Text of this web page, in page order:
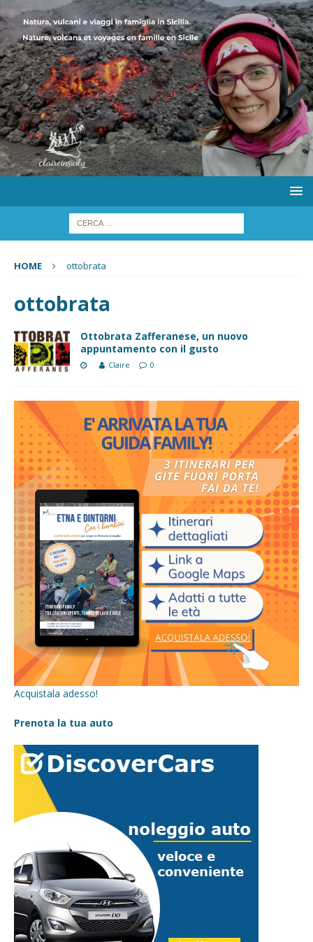
HOME ottobrata
ottobrata
Ottobrata Zafferanese, un nuovo
appuntamento con il gusto
Claire 0
Acquistala adesso!
Prenota la tua auto